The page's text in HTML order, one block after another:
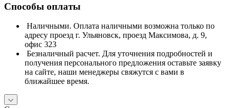
Способы оплаты
Наличными. Оплата наличными возможна только по
адресу проезд г. Ульяновск, проезд Максимова, д. 9,
офис 323
Безналичный расчет. Для уточнения подробностей и
получения персонального предложения оставьте заявку
на сайте, наши менеджеры свяжутся с вами в
ближайшее время.